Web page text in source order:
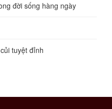
đời sống hàng ngày
tuyệt đỉnh